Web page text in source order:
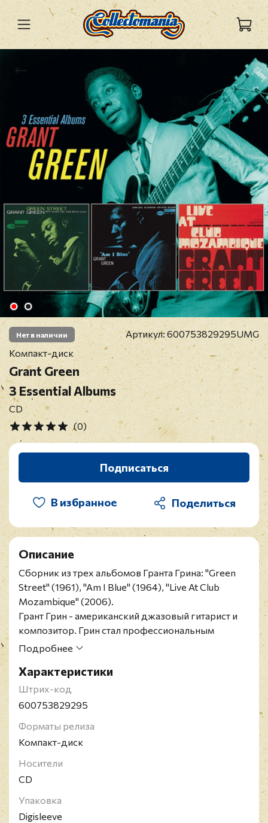
Нет в наличии Артикул:600753829295UMG
Компакт-диск
Grant Green
3 Essential Albums
CD
(0)
Подписаться
В избранное
Описание
Сборник из трех альбомов Гранта Грина: "Green
Street" (1961), "Am I Blue" (1964), "Live At Club
Mozambique" (2006).
Грант Грин - американский джазовый гитарист и
композитор. Грин стал профессиональным
музыкантом в 13 лет и начал выступать с местными
сотрудничеством с Дюком Пирсоном, Херби
Хенкоком, Кенни Дрю, Хорасом Силвером,
Джимми Смитом, Хэнком Мобли, Стэнли
из самых востребованных студийных музыкантов.
Подробнее
Характеристики
Штрих-код
600753829295
Форматы релиза
Компакт-диск
Носители
CD
Упаковка
Digisleeve